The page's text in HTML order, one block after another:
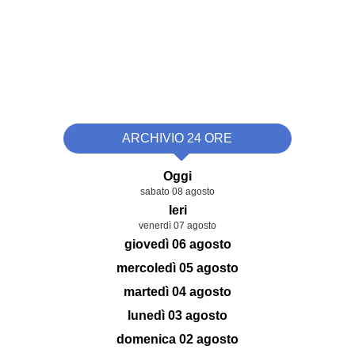
ARCHIVIO 24 ORE
Oggi
sabato 08 agosto
Ieri
venerdì 07 agosto
giovedì 06 agosto
mercoledì 05 agosto
martedì 04 agosto
lunedì 03 agosto
domenica 02 agosto